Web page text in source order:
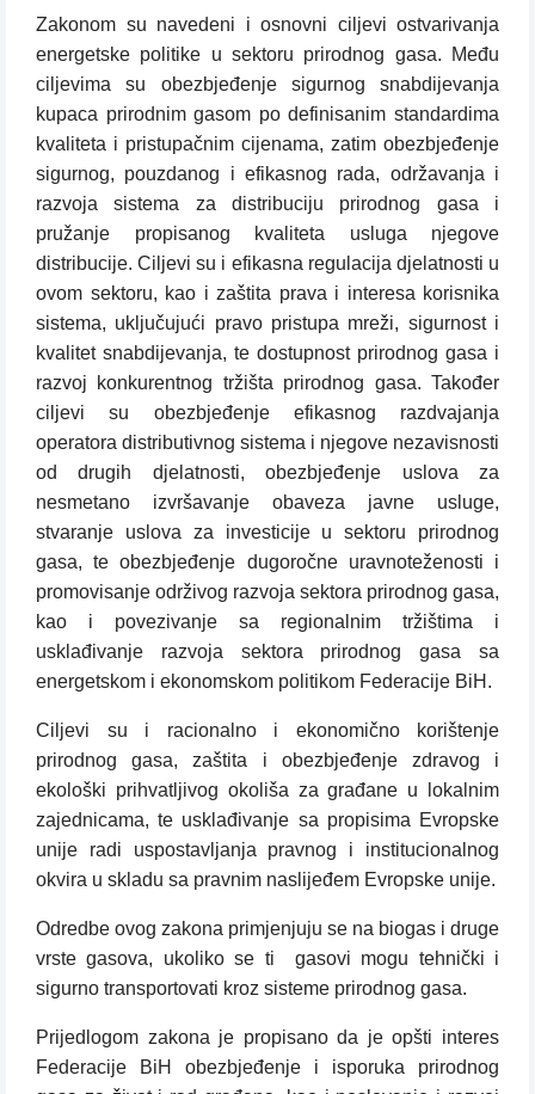
Zakonom su navedeni i osnovni ciljevi ostvarivanja
energetske politike u sektoru prirodnog gasa. Među
ciljevima su obezbjeđenje sigurnog snabdijevanja
kupaca prirodnim gasom po definisanim standardima
kvaliteta i pristupačnim cijenama, zatim obezbjeđenje
sigurnog, pouzdanog i efikasnog rada, održavanja i
razvoja sistema za distribuciju prirodnog gasa i
pružanje propisanog kvaliteta usluga njegove
distribucije. Ciljevi su i efikasna regulacija djelatnosti u
ovom sektoru, kao i zaštita prava i interesa korisnika
sistema, uključujući pravo pristupa mreži, sigurnost i
kvalitet snabdijevanja, te dostupnost prirodnog gasa i
razvoj konkurentnog tržišta prirodnog gasa. Također
ciljevi su obezbjeđenje efikasnog razdvajanja
operatora distributivnog sistema i njegove nezavisnosti
od drugih djelatnosti, obezbjeđenje uslova za
nesmetano izvršavanje obaveza javne usluge,
stvaranje uslova za investicije u sektoru prirodnog
gasa, te obezbjeđenje dugoročne uravnoteženosti i
promovisanje održivog razvoja sektora prirodnog gasa,
kao i povezivanje sa regionalnim tržištima i
usklađivanje razvoja sektora prirodnog gasa sa
energetskom i ekonomskom politikom Federacije BiH.
Ciljevi su i racionalno i ekonomično korištenje
prirodnog gasa, zaštita i obezbjeđenje zdravog i
ekološki prihvatljivog okoliša za građane u lokalnim
zajednicama, te usklađivanje sa propisima Evropske
unije radi uspostavljanja pravnog i institucionalnog
okvira u skladu sa pravnim naslijeđem Evropske unije.
Odredbe ovog zakona primjenjuju se na biogas i druge
vrste gasova, ukoliko se ti
gasovi mogu tehnički i
sigurno transportovati kroz sisteme prirodnog gasa.
Prijedlogom zakona je propisano da je opšti interes
Federacije BiH obezbjeđenje i isporuka prirodnog